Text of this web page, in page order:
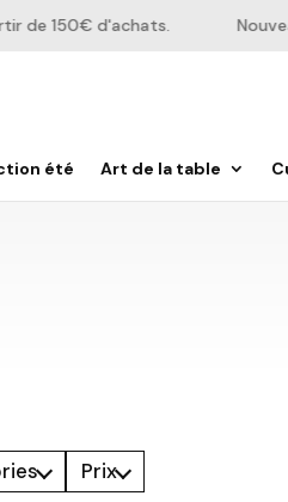
150€ d'achats.
été Art de la table
Prix